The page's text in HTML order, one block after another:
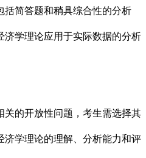
括简答题和稍具综合性的分析
济学理论应用于实际数据的分析
关的开放性问题，考生需选择其
济学理论的理解、分析能力和评